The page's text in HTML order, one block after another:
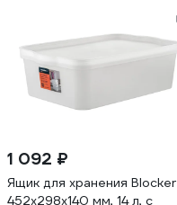
1 092 ₽
Ящик для хранения Blocker
452х298х140 мм, 14 л, с